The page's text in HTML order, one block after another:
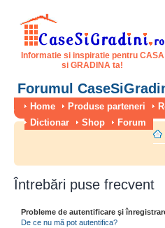
Informatie si inspiratie pentru CASA
si GRADINA ta!
Forumul
Home Produse parteneri
Dictionar
Shop Forum
Întrebări puse frecvent
Probleme de autentificare şi
De ce nu mă pot autentifica?